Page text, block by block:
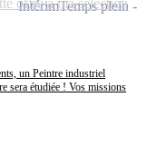
un Peintre industriel
sera étudiée ! Vos missions
IntérimTemps plein